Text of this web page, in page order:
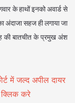
के हाथों इनको अवार्ड से
अंदाजा सहज ही लगाया जा
की बातचीत के प्रमुख अंश
में जल्द अपील दायर
क्लिक करे